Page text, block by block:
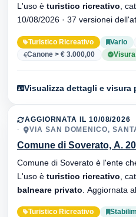
L'uso è turistico ricreativo ,
10/08/2026 · 37 versionei
Turistico Ricreativo Vario
Canone > € 3.000,00
Visualizza dettagli e visura
AGGIORNATA IL 10/08/2026
VIA SAN DOMENICO,
Comune di Soverato, A.
Comune di Soverato è l'ente
L'uso è turistico ricreativo ,
balneare privato
Turistico Ricreativo